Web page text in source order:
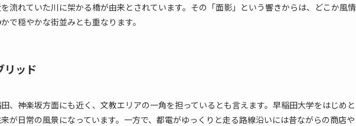
流れていた川に架かる橋が由来とされています。その「面影」という響きからは、どこか風情
で穏やかな街並みとも重なります。
リッド
、神楽坂方面にも近く、文教エリアの一角を担っているとも言えます。早稲田大学をはじめと
が日常の風景になっています。一方で、都電がゆっくりと走る路線沿いには昔ながらの商店や